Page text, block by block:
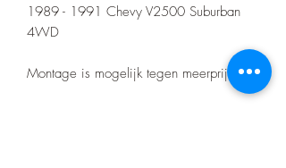
1989 - 1991 Chevy V2500 Suburban
4WD
Montage is mogelijk tegen meerprijs!